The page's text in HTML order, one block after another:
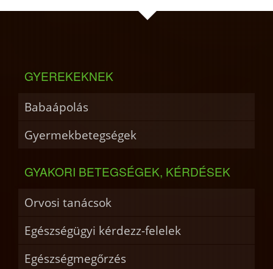
GYEREKEKNEK
Babaápolás
Gyermekbetegségek
GYAKORI BETEGSÉGEK, KÉRDÉSEK
Orvosi tanácsok
Egészségügyi kérdezz-felelek
Egészségmegőrzés